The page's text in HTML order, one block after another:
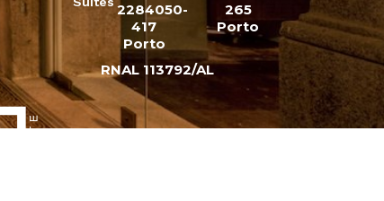
2284050-
417
Porto
265
Porto
RNAL 113792/AL